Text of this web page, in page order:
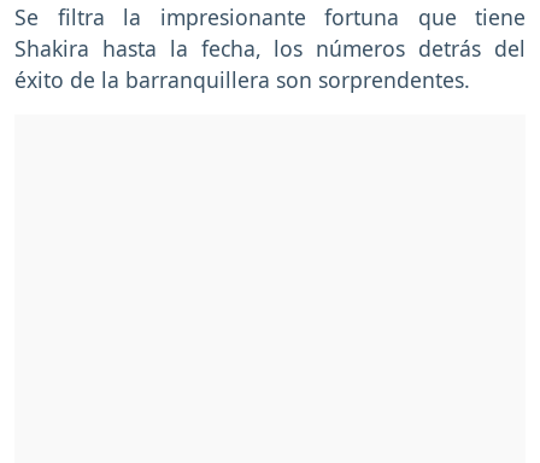
Se filtra la impresionante fortuna que tiene
Shakira hasta la fecha, los números detrás del
éxito de la barranquillera son sorprendentes.